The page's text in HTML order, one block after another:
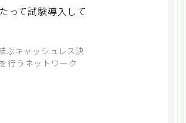
って試験導入して
ぶキャッシュレス決
行うネットワーク